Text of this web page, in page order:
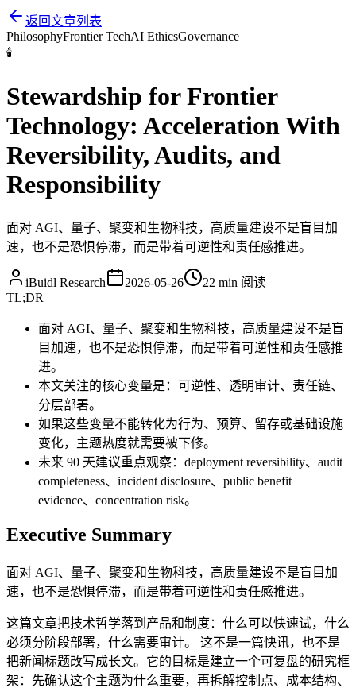
返回文章列表
PhilosophyFrontier TechAI EthicsGovernance
🕯️
Stewardship for Frontier
Technology: Acceleration With
Reversibility, Audits, and
Responsibility
面对 AGI、量子、聚变和生物科技，高质量建设不是盲目加
速，也不是恐惧停滞，而是带着可逆性和责任感推进。
iBuidl Research 2026-05-26 22 min 阅读
TL;DR
面对 AGI、量子、聚变和生物科技，高质量建设不是盲
目加速，也不是恐惧停滞，而是带着可逆性和责任感推
进。
本文关注的核心变量是：可逆性、透明审计、责任链、
分层部署。
如果这些变量不能转化为行为、预算、留存或基础设施
变化，主题热度就需要被下修。
未来 90 天建议重点观察：deployment reversibility、audit
completeness、incident disclosure、public benefit
evidence、concentration risk。
Executive Summary
面对 AGI、量子、聚变和生物科技，高质量建设不是盲目加
速，也不是恐惧停滞，而是带着可逆性和责任感推进。
这篇文章把技术哲学落到产品和制度：什么可以快速试，什么
必须分阶段部署，什么需要审计。 这不是一篇快讯，也不是
把新闻标题改写成长文。它的目标是建立一个可复盘的研究框
架：先确认这个主题为什么重要，再拆解控制点、成本结构、